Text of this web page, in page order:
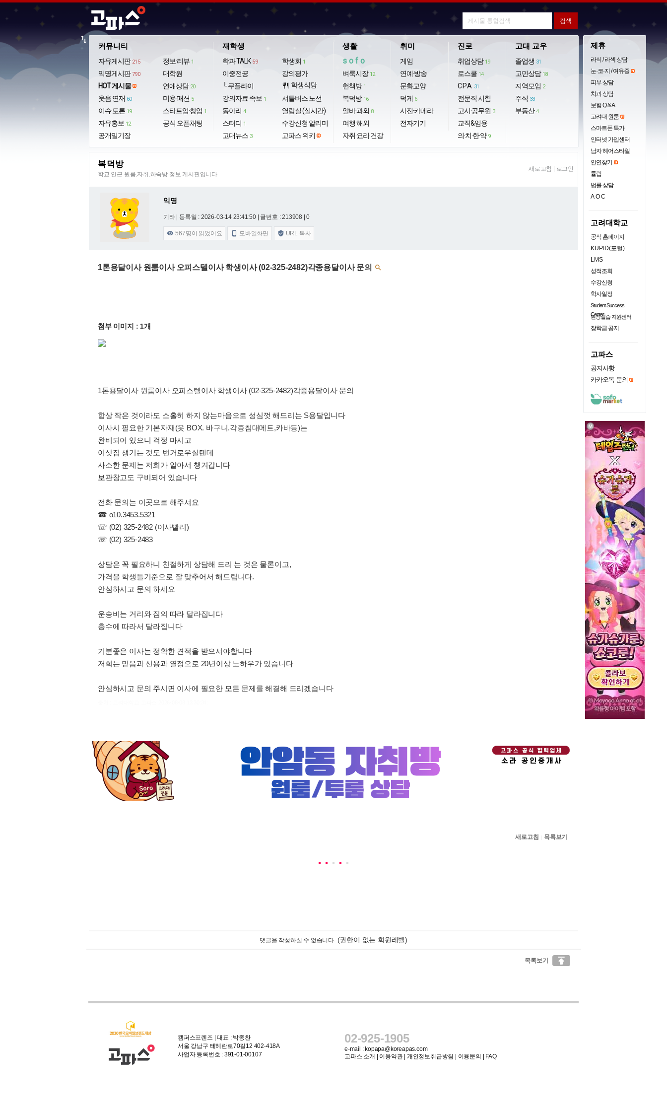
커뮤니티
자유게시판 215
익명게시판 790
HOT 게시물
웃음·연재 60
이슈·토론 19
자유홍보 12
공개일기장
정보·리뷰 1
대학원
연애상담 20
미용·패션 5
스타트업·창업 1
공식 오픈채팅
재학생
학과 TALK 59
이중전공
└ 쿠플라이
강의자료·족보 1
동아리 4
스터디 1
고대뉴스 3
학생회 1
강의평가
restaurant 학생식당
셔틀버스 노선
열람실 (실시간)
수강신청 알리미
고파스 위키
생활
sofo
벼룩시장 12
헌책방 1
복덕방 16
알바·과외 8
여행·해외
자취·요리·건강
취미
게임
연예·방송
문화교양
덕게 6
사진·카메라
전자기기
진로
취업상담 19
로스쿨 14
CPA 31
전문직 시험
고시·공무원 3
교직&임용
의·치·한·약 9
고대 교우
졸업생 31
고민상담 18
지역모임 2
주식 33
부동산 4
import_export
복덕방
학교 인근 원룸,자취,하숙방 정보 게시판입니다.
새로고침 로그인
익명
기타 | 등록일 : 2026-03-14 23:41:50 | 글번호 : 213908 | 0
 567명이 읽었어요  모바일화면  URL 복사
1톤용달이사 원룸이사 오피스텔이사 학생이사 (02-325-2482)각종용달이사 문의 
첨부 이미지 : 1개
1톤용달이사 원룸이사 오피스텔이사 학생이사 (02-325-2482)각종용달이사 문의
항상 작은 것이라도 소홀히 하지 않는마음으로 성심껏 해드리는 S용달입니다
이사시 필요한 기본자재(옷 BOX. 바구니.각종침대메트,카바등)는
완비되어 있으니 걱정 마시고
이삿짐 챙기는 것도 번거로우실텐데
사소한 문제는 저희가 알아서 챙겨갑니다
보관창고도 구비되어 있습니다
전화 문의는 이곳으로 해주셔요
☎ o10.3453.5321
☏ (02) 325-2482 (이사빨리)
☏ (02) 325-2483
상담은 꼭 필요하니 친절하게 상담해 드리 는 것은 물론이고,
가격을 학생들기준으로 잘 맞추어서 해드립니다.
안심하시고 문의 하세요
운송비는 거리와 짐의 따라 달라집니다
층수에 따라서 달라집니다
기분좋은 이사는 정확한 견적을 받으셔야합니다
저희는 믿음과 신용과 열정으로 20년이상 노하우가 있습니다
안심하시고 문의 주시면 이사에 필요한 모든 문제를 해결해 드리겠습니다
새로고침 | 목록보기
댓글을 작성하실 수 없습니다. (권한이 없는 회원레벨)
목록보기 
제휴
라식 / 라섹 상담
눈·코·지 / 여유증
피부 상담
치과 상담
보험 Q & A
고려대 원룸
스마트폰 특가
인터넷 가입센터
남자 헤어스타일
인연찾기
튤립
법률 상담
AOC
고려대학교
공식 홈페이지
KUPID(포털)
LMS
성적조회
수강신청
학사일정
Student Success
Center
현장실습 지원센터
장학금 공지
고파스
공지사항
카카오톡 문의
캠퍼스프렌즈 | 대표 : 박종찬
서울 강남구 테헤란로70길12 402-418A
사업자 등록번호 : 391-01-00107
02-925-1905
e-mail : kopapa@koreapas.com
고파스 소개
이용약관| 개인정보취급방침 이용문의 FAQ